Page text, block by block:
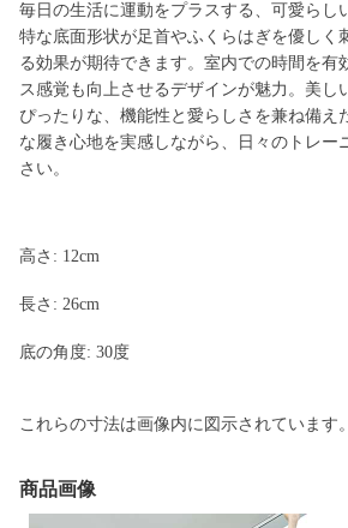
毎日の生活に運動をプラスする、可愛らし
特な底面形状が足首やふくらはぎを優しく
る効果が期待できます。室内での時間を有
ス感覚も向上させるデザインが魅力。美し
ぴったりな、機能性と愛らしさを兼ね備え
な履き心地を実感しながら、日々のトレー
さい。
高さ: 12cm
長さ: 26cm
底の角度: 30度
これらの寸法は画像内に図示されています。
商品画像